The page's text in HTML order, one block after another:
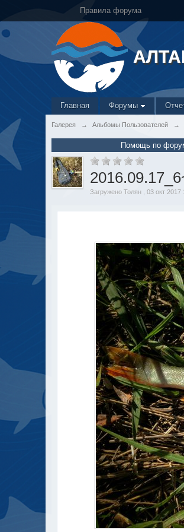
Правила форума
Главная Форумы
Галерея → Альбомы Пользователей →
Помощь по
Загружено Толян , 03 окт 2017